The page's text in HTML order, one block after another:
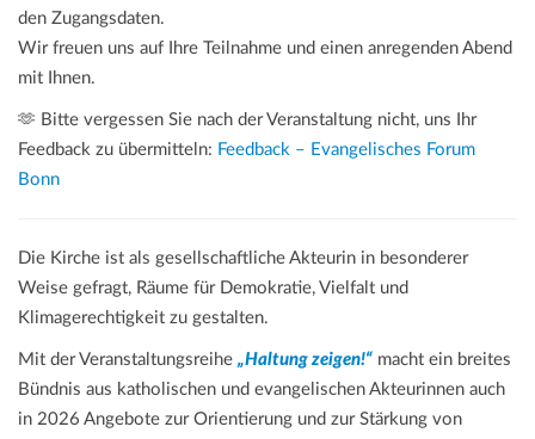
den Zugangsdaten.
Wir freuen uns auf Ihre Teilnahme und einen anregenden Abend
mit Ihnen.
🫶 Bitte vergessen Sie nach der Veranstaltung nicht, uns Ihr
Feedback zu übermitteln: Feedback – Evangelisches Forum
Bonn
Die Kirche ist als gesellschaftliche Akteurin in besonderer
Weise gefragt, Räume für Demokratie, Vielfalt und
Klimagerechtigkeit zu gestalten.
Mit der Veranstaltungsreihe „Haltung zeigen!“ macht ein breites
Bündnis aus katholischen und evangelischen Akteurinnen auch
in 2026 Angebote zur Orientierung und zur Stärkung von